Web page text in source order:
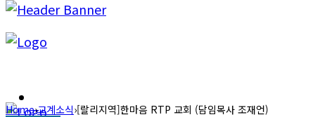
Home›교계소식›[랄리지역]한마음 RTP 교회 (담임목사 조재언)